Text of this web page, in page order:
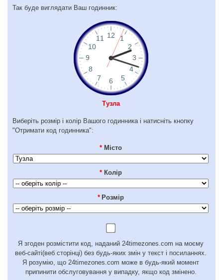
Так буде виглядати Ваш годинник:
Тузла
Виберіть розмір і колір Вашого годинника і натисніть кнопку
"Отримати код годинника":
* Місто
* Колір
* Розмір
Я згоден розмістити код, наданий 24timezones.com на моєму
веб-сайті(веб сторінці) без будь-яких змін у текст і посиланнях.
Я розумію, що 24timezones.com може в будь-який момент
припинити обслуговування у випадку, якщо код змінено.